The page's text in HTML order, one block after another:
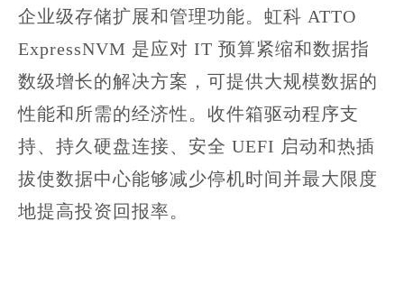
企业级存储扩展和管理功能。虹科 ATTO
ExpressNVM 是应对 IT 预算紧缩和数据指
数级增长的解决方案，可提供大规模数据的
性能和所需的经济性。收件箱驱动程序支
持、持久硬盘连接、安全 UEFI 启动和热插
拔使数据中心能够减少停机时间并最大限度
地提高投资回报率。